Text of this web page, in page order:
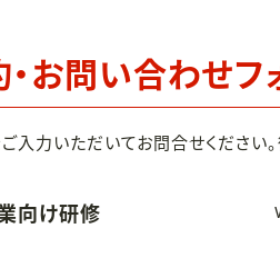
・お問い合わせフ
入力いただいてお問合せください
向け研修